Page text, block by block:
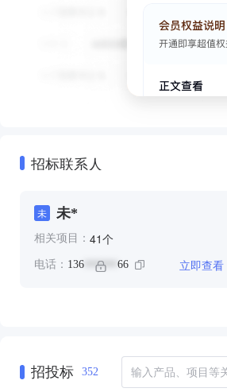
招标联系人
未 未*
相关项目： 41个
电话： 136 ****** 66 立即查看
招投标 352